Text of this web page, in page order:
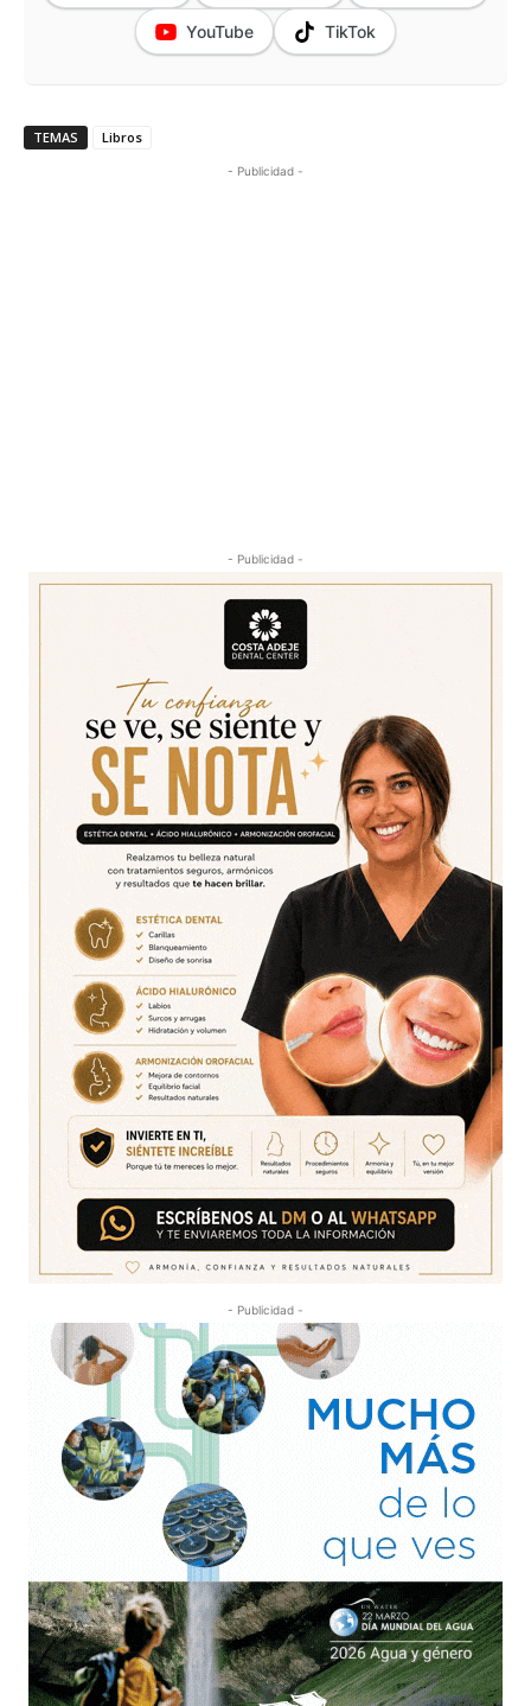
YouTube TikTok
TEMAS Libros
- Publicidad -
- Publicidad -
- Publicidad -